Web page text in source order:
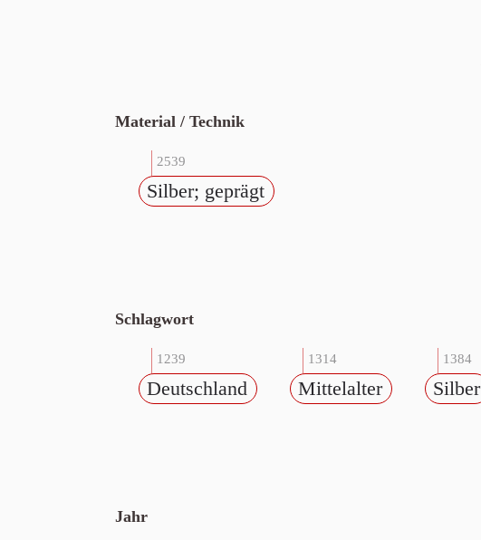
Material / Technik
2539
Silber; geprägt
Schlagwort
1239
Deutschland
1314
Mittelalter
1384
Silber
Jahr